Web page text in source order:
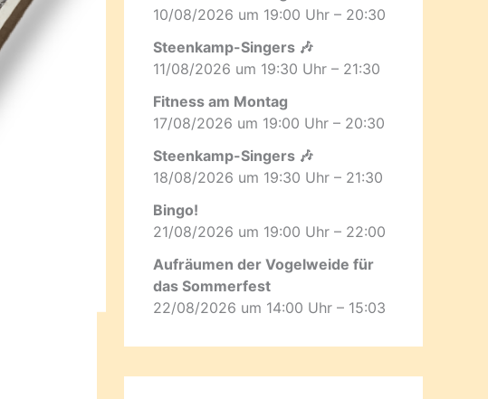
10/08/2026 um 19:00 Uhr – 20:30
Steenkamp-Singers 🎶
11/08/2026 um 19:30 Uhr – 21:30
Fitness am Montag
17/08/2026 um 19:00 Uhr – 20:30
Steenkamp-Singers 🎶
18/08/2026 um 19:30 Uhr – 21:30
Bingo!
21/08/2026 um 19:00 Uhr – 22:00
Aufräumen der Vogelweide für
das Sommerfest
22/08/2026 um 14:00 Uhr – 15:03